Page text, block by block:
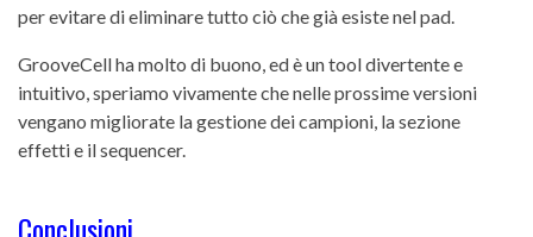
per evitare di eliminare tutto ciò che già esiste nel pad.
GrooveCell ha molto di buono, ed è un tool divertente e
intuitivo, speriamo vivamente che nelle prossime versioni
vengano migliorate la gestione dei campioni, la sezione
effetti e il sequencer.
Conclusioni